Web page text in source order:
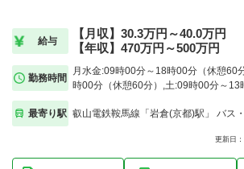
給与
【月収】30.3万円～40.0万円
【年収】470万円～500万円
勤務時間
月水金:09時00分～18時00分（休憩60
時00分（休憩60分）,土:09時00分～13
最寄り駅 叡山電鉄鞍馬線「岩倉(京都)駅」 バス
更新日